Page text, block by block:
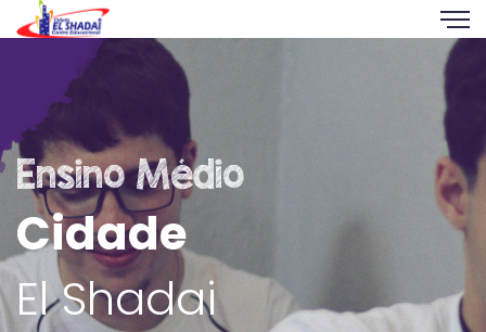
Ensino Médio
Cidade
El Shadai